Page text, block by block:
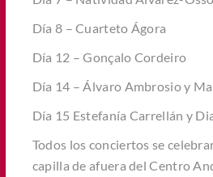
Día 8 – Cuarteto Ágora
Día 12 – Gonçalo Cordeiro
Día 14 – Álvaro Ambrosio y
Día 15 Estefanía Carrellán y
Todos los conciertos se
capilla de afuera del Centro